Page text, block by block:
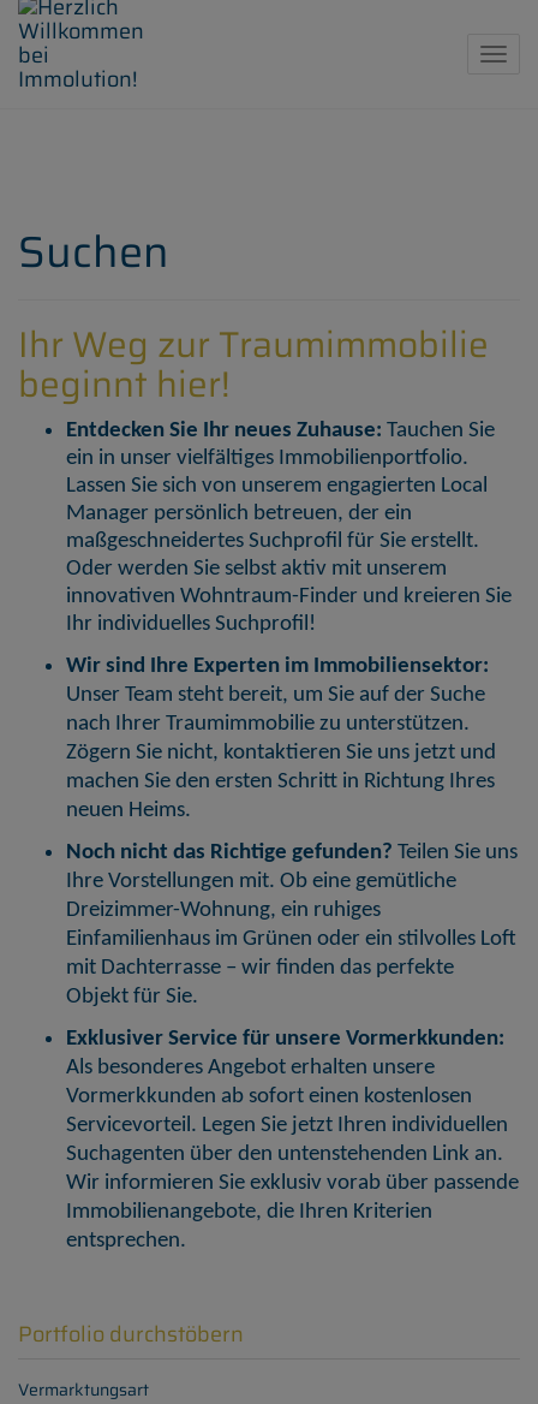
Suchen
Ihr Weg zur Traumimmobilie
beginnt hier!
Entdecken Sie Ihr neues Zuhause: Tauchen Sie
ein in unser vielfältiges Immobilienportfolio.
Lassen Sie sich von unserem engagierten Local
Manager persönlich betreuen, der ein
maßgeschneidertes Suchprofil für Sie erstellt.
Oder werden Sie selbst aktiv mit unserem
innovativen Wohntraum-Finder und kreieren Sie
Ihr individuelles Suchprofil!
Wir sind Ihre Experten im Immobiliensektor:
Unser Team steht bereit, um Sie auf der Suche
nach Ihrer Traumimmobilie zu unterstützen.
Zögern Sie nicht, kontaktieren Sie uns jetzt und
machen Sie den ersten Schritt in Richtung Ihres
neuen Heims.
Noch nicht das Richtige gefunden? Teilen Sie uns
Ihre Vorstellungen mit. Ob eine gemütliche
Dreizimmer-Wohnung, ein ruhiges
Einfamilienhaus im Grünen oder ein stilvolles Loft
mit Dachterrasse – wir finden das perfekte
Objekt für Sie.
Exklusiver Service für unsere Vormerkkunden:
Als besonderes Angebot erhalten unsere
Vormerkkunden ab sofort einen kostenlosen
Servicevorteil. Legen Sie jetzt Ihren individuellen
Suchagenten über den untenstehenden Link an.
Wir informieren Sie exklusiv vorab über passende
Immobilienangebote, die Ihren Kriterien
entsprechen.
Portfolio durchstöbern
Vermarktungsart